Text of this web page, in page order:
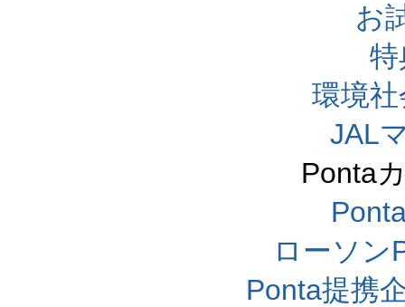
お
環境
JAL
Ponta
ローソン
Ponta提携